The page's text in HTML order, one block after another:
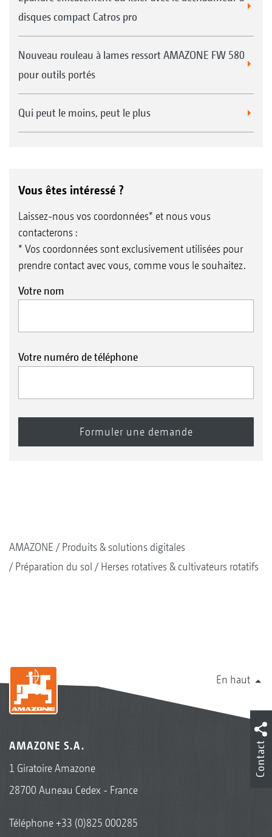
disques compact Catros pro
Nouveau rouleau à lames ressort AMAZONE FW 580
pour outils portés
Qui peut le moins, peut le plus
Vous êtes intéressé ?
Laissez-nous vos coordonnées* et nous vous
contacterons :
* Vos coordonnées sont exclusivement utilisées pour
prendre contact avec vous, comme vous le souhaitez.
Votre nom
Votre numéro de téléphone
AMAZONE
Produits & solutions digitales
Préparation du sol
Herses rotatives & cultivateurs rotatifs
En haut
AMAZONE S.A.
1 Giratoire Amazone
28700 Auneau Cedex - France
Téléphone+33 (0)825 000285
Contact